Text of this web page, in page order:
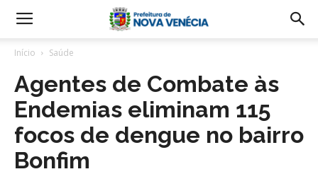
Início Saúde
Agentes de Combate às
Endemias eliminam 115
focos de dengue no bairro
Bonfim